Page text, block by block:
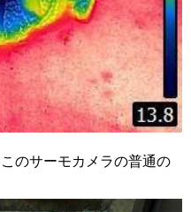
のサーモカメラの普通の